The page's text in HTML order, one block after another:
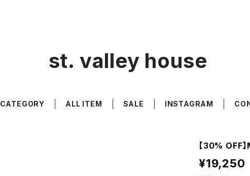
st. valley house
CATEGORY ALL ITEM SALE INSTAGRAM
【30% OFF
¥19,250